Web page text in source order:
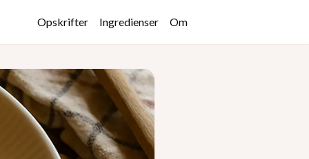
Opskrifter Ingredienser Om